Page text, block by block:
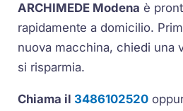
ARCHIMEDE Modena è
rapidamente a domicilio.
nuova macchina, chiedi una
si risparmia.
Chiama il 3486102520